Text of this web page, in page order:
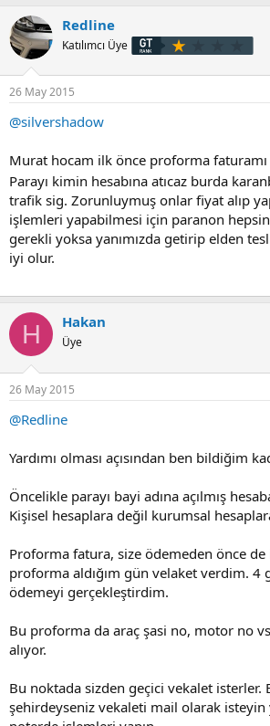
Redline
Katılımcı Üye
26 May 2015
@silvershadow
Murat hocam ilk önce proforma faturamı
Parayı kimin hesabına atıcaz burda
trafik sig. Zorunluymuş onlar fiyat alıp
işlemleri yapabilmesi için paranon
gerekli yoksa yanımızda getirip elden
iyi olur.
H Hakan
Üye
26 May 2015
@Redline
Yardımı olması açısından ben bildiğim
Öncelikle parayı bayi adına açılmış
Kişisel hesaplara değil kurumsal
Proforma fatura, size ödemeden önce
proforma aldığım gün velaket verdim. 4
ödemeyi gerçekleştirdim.
Bu proforma da araç şasi no, motor no
alıyor.
Bu noktada sizden geçici vekalet isterler.
şehirdeyseniz vekaleti mail olarak isteyin